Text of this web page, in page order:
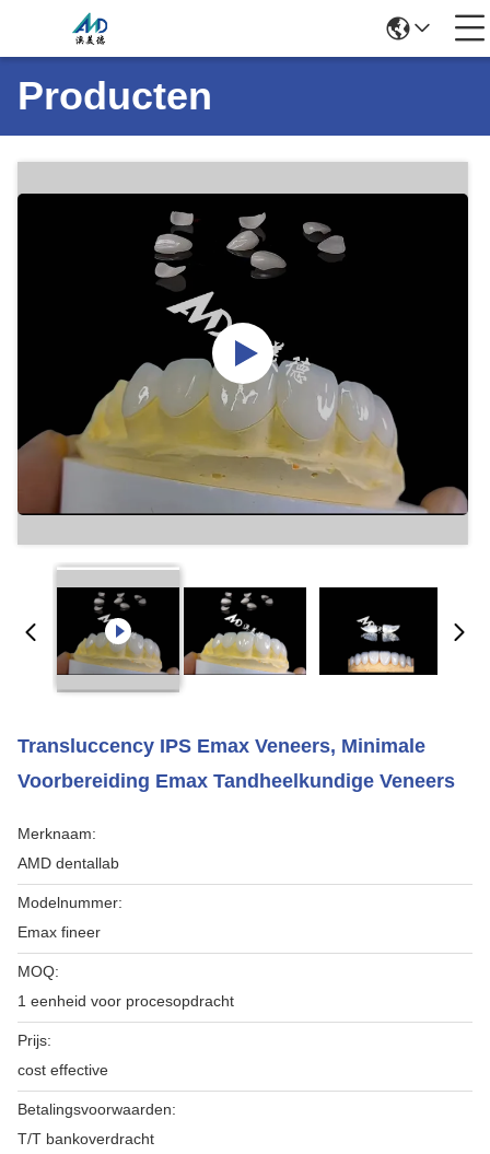
Producten
Transluccency IPS Emax Veneers, Minimale
Voorbereiding Emax Tandheelkundige Veneers
Merknaam:
AMD dentallab
Modelnummer:
Emax fineer
MOQ:
1 eenheid voor procesopdracht
Prijs:
cost effective
Betalingsvoorwaarden:
T/T bankoverdracht